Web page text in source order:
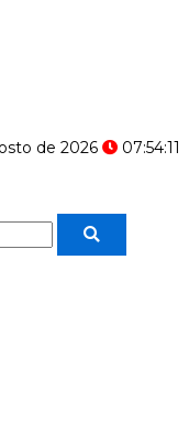
de 2026
07:54:11